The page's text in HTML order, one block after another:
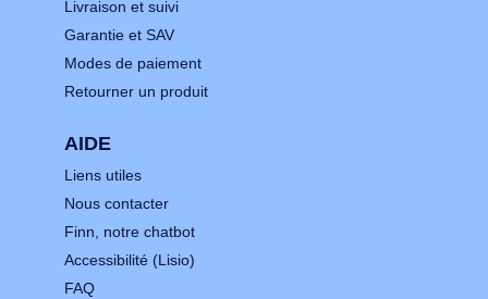
Livraison et suivi
Garantie et SAV
Modes de paiement
Retourner un produit
AIDE
Liens utiles
Nous contacter
Finn, notre chatbot
Accessibilité (Lisio)
FAQ